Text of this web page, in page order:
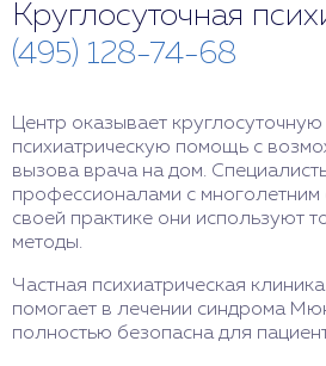
Круглосуточная
(495) 128-74-68
Центр оказывает
психиатрическую помощь с
вызова врача на дом.
профессионалами с многолетним
своей практике они используют
методы.
Частная психиатрическая
помогает в лечении синдрома
полностью безопасна для